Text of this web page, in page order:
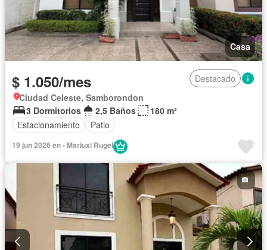
Casa
$ 1.050/mes
Destacado
Ciudad Celeste, Samborondon
3 Dormitorios
2,5 Baños
180 m²
Estacionamiento
Patio
19 jun 2026 en - Mariuxi Rugel